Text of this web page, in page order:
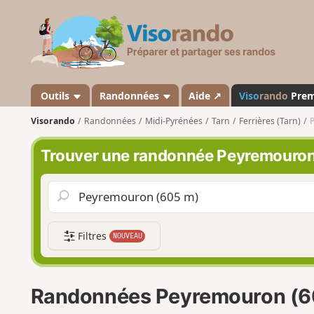
s
a
n
d
o
Outils Randonnées Aide ↗ Visorando
Visorando Randonnées Midi-Pyrénées Tarn Ferrières (Tarn)
Trouver une randonnée
Filtres NOUVEAU
Randonnées Peyremouron